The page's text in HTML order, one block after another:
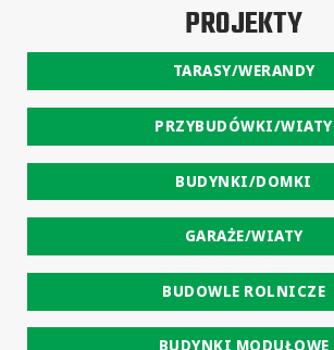
PROJEKTY
TARASY/WERANDY
PRZYBUDÓWKI/WIATY
BUDYNKI/DOMKI
GARAŻE/WIATY
BUDOWLE ROLNICZE
BUDYNKI MODUŁOWE